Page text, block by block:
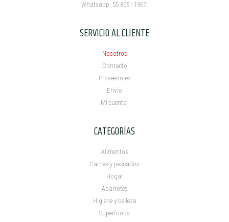
Whatsapp: 55 8051 1967
SERVICIO AL CLIENTE
Nosotros
Contacto
Proveedores
Envío
Mi cuenta ​
CATEGORÍAS
Alimentos
Carnes y pescados
Hogar
Abarrotes
Higiene y belleza
Superfoods